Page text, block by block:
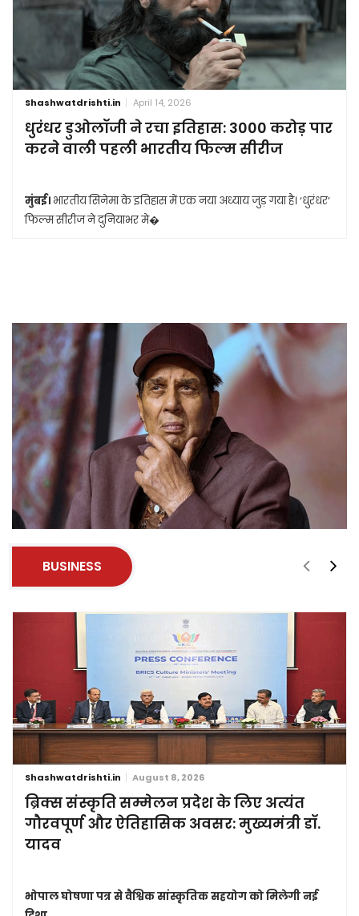
Shashwatdrishti.in April 14, 2026
धुरंधर डुओलॉजी ने रचा इतिहास: 3000 करोड़ पार
करने वाली पहली भारतीय फिल्म सीरीज
मुंबई। भारतीय सिनेमा के इतिहास में एक नया अध्याय जुड़ गया है। ‘धुरंधर’
फिल्म सीरीज ने दुनियाभर मे�
BUSINESS
Shashwatdrishti.in August 8, 2026
ब्रिक्स संस्कृति सम्मेलन प्रदेश के लिए अत्यंत
गौरवपूर्ण और ऐतिहासिक अवसर: मुख्यमंत्री डॉ.
यादव
भोपाल घोषणा पत्र से वैश्विक सांस्कृतिक सहयोग को मिलेगी नई